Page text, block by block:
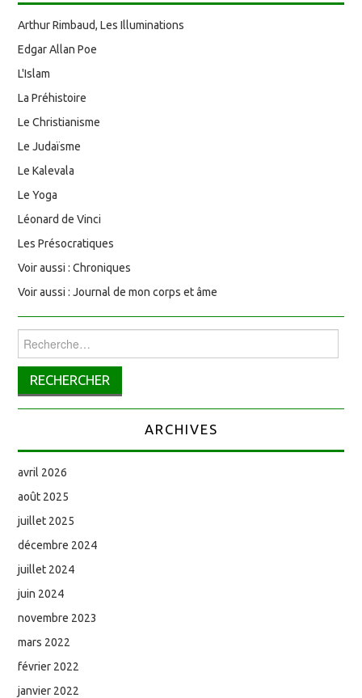
Arthur Rimbaud, Les Illuminations
Edgar Allan Poe
L'Islam
La Préhistoire
Le Christianisme
Le Judaïsme
Le Kalevala
Le Yoga
Léonard de Vinci
Les Présocratiques
Voir aussi : Chroniques
Voir aussi : Journal de mon corps et âme
Rechercher :
ARCHIVES
avril 2026
août 2025
juillet 2025
décembre 2024
juillet 2024
juin 2024
novembre 2023
mars 2022
février 2022
janvier 2022